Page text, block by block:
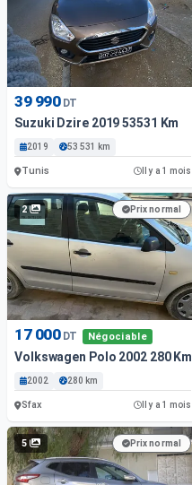
39 990 DT
Suzuki Dzire 2019 53531 Km
2019 53 531 km
Tunis Il y a 1 mois
2 Prix normal
17 000 DT Négociable
Volkswagen Polo 2002 280 Km
2002 280 km
Sfax Il y a 1 mois
5 Prix normal